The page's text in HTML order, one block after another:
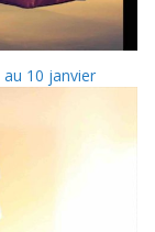
au 10 janvier